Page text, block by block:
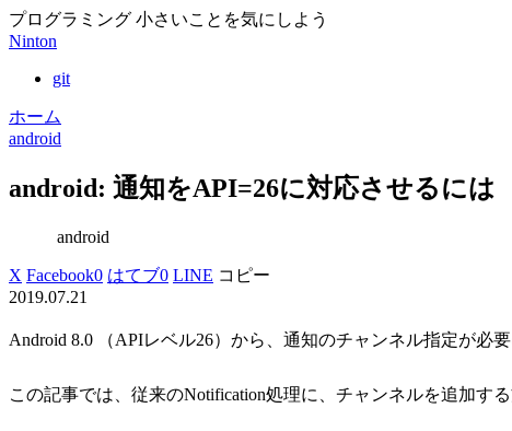
プログラミング 小さいことを気にしよう
Ninton
git
ホーム
android
android: 通知をAPI=26に対応させるには
android
X Facebook0 はてブ0 LINE コピー
2019.07.21
Android 8.0 （APIレベル26）から、通知のチャンネル指定が必要
この記事では、従来のNotification処理に、チャンネルを追加する